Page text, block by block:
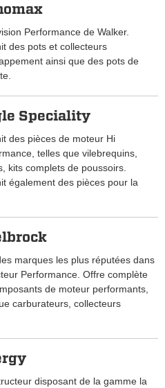
Performance de Walker.
des pots et collecteurs
ainsi que des pots de
Speciality
des pièces de moteur Hi
telles que vilebrequins,
kits complets de poussoirs.
également des pièces pour la
marques les plus réputées dans
Performance. Offre complète
de moteur performants,
carburateurs, collecteurs
disposant de la gamme la